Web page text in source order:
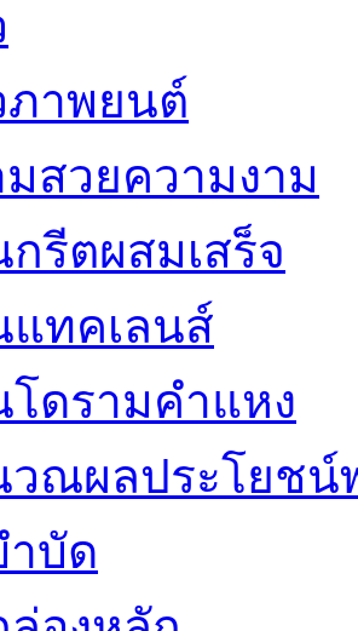
าพยนต์
สวยความงาม
รีตผสมเสร็จ
แทคเลนส์
ดรามคำแหง
วณผลประโยชน์
บัด